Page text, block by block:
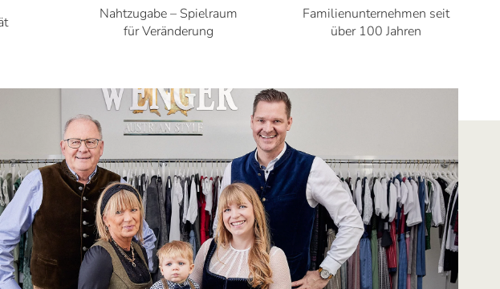
Nahtzugabe – Spielraum
für Veränderung
Familienunternehmen seit
über 100 Jahren